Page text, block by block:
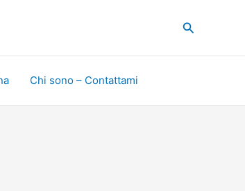
Cerca
Chi sono – Contattami